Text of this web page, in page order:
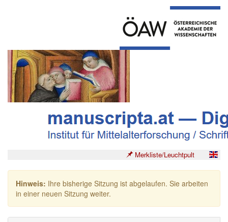
Merkliste/Leuchtpult
Hinweis: Ihre bisherige Sitzung ist abgelaufen. Sie arbeiten
in einer neuen Sitzung weiter.